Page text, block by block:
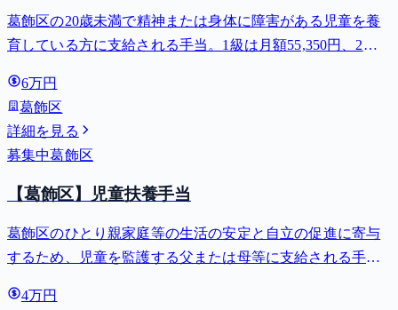
葛飾区の20歳未満で精神または身体に障害がある児童を養
育している方に支給される手当。1級は月額55,350円、2級
6万円
葛飾区
詳細を見る
募集中葛飾区
【葛飾区】児童扶養手当
葛飾区のひとり親家庭等の生活の安定と自立の促進に寄与
するため、児童を監護する父または母等に支給される手
4万円